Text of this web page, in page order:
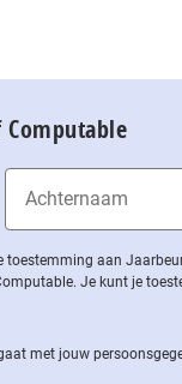
toestemming aan
Je kunt je
met jouw